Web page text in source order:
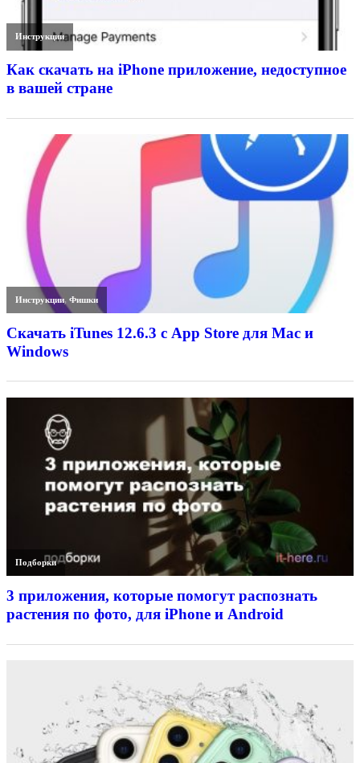
Инструкции
Как скачать на iPhone приложение, недоступное
в вашей стране
Инструкции,Фишки
Скачать iTunes 12.6.3 с App Store для Mac и
Windows
Подборки
3 приложения, которые помогут распознать
растения по фото, для iPhone и Android